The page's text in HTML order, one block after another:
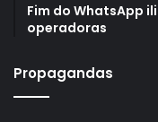
Fim do WhatsApp
operadoras
Propagandas